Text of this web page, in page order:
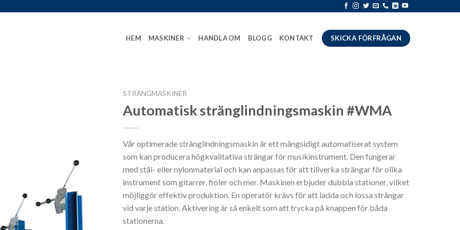
HEM MASKINER HANDLA OM BLOGG KONTAKT SKICKA FÖRFRÅGAN
STRÄNGMASKINER
Automatisk stränglindningsmaskin #WMA
Vår optimerade stränglindningsmaskin är ett mångsidigt automatiserat system
som kan producera högkvalitativa strängar för musikinstrument. Den fungerar
med stål- eller nylonmaterial och kan anpassas för att tillverka strängar för olika
instrument som gitarrer, fioler och mer. Maskinen erbjuder dubbla stationer, vilket
möjliggör effektiv produktion. En operatör krävs för att ladda och lossa strängar
vid varje station. Aktivering är så enkelt som att trycka på knappen för båda
stationerna.